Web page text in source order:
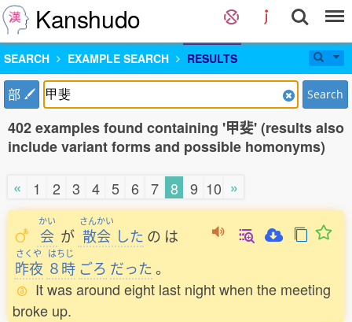
Kanshudo
SEARCH EXAMPLE SEARCH RESULTS
部 Search
402 examples found containing '甲斐' (results also
include variant forms and possible homonyms)
« 1 2 3 4 5 6 7 8 9 10 »
かい
会 が
さんかい
散会 した の は
さくや
昨夜
はちじ
８時 ごろ だった。
It was around eight last night when the meeting
broke up.